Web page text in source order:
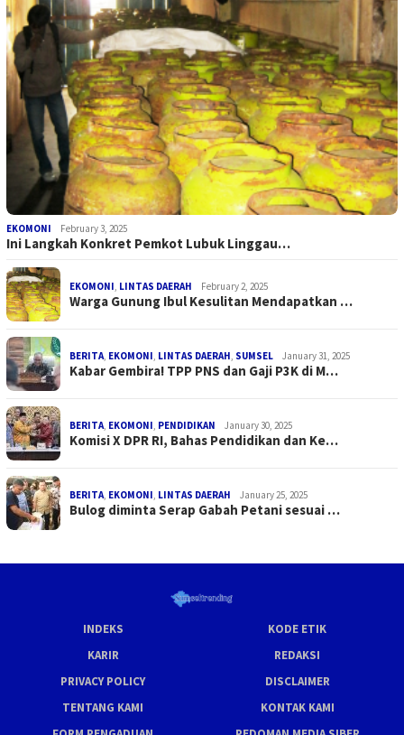
EKOMONI February 3, 2025
Ini Langkah Konkret Pemkot Lubuk Linggau…
EKOMONI LINTAS DAERAH February 2, 2025
Warga Gunung Ibul Kesulitan Mendapatkan …
BERITA EKOMONI LINTAS DAERAH SUMSEL January 31, 2025
Kabar Gembira! TPP PNS dan Gaji P3K di M…
BERITA EKOMONI PENDIDIKAN January 30, 2025
Komisi X DPR RI, Bahas Pendidikan dan Ke…
BERITA EKOMONI LINTAS DAERAH January 25, 2025
Bulog diminta Serap Gabah Petani sesuai …
INDEKS
KODE ETIK
KARIR
REDAKSI
PRIVACY POLICY
DISCLAIMER
TENTANG KAMI
KONTAK KAMI